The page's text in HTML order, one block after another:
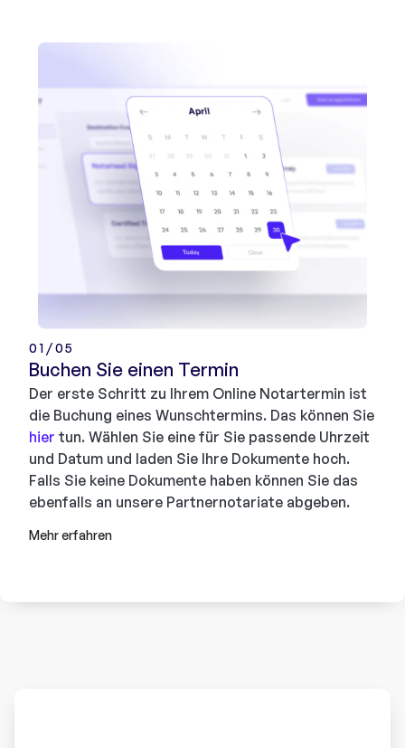
01/05
Buchen Sie einen Termin
Der erste Schritt zu Ihrem Online Notartermin ist
die Buchung eines Wunschtermins. Das können Sie
hier tun. Wählen Sie eine für Sie passende Uhrzeit
und Datum und laden Sie Ihre Dokumente hoch.
Falls Sie keine Dokumente haben können Sie das
ebenfalls an unsere Partnernotariate abgeben.
Mehr erfahren